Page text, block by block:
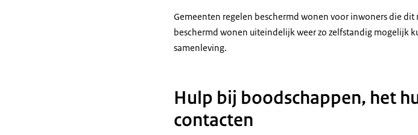
Gemeenten regelen beschermd wonen voor inwoners die
beschermd wonen uiteindelijk weer zo zelfstandig mogelijk
samenleving.
Hulp bij boodschappen, het
contacten